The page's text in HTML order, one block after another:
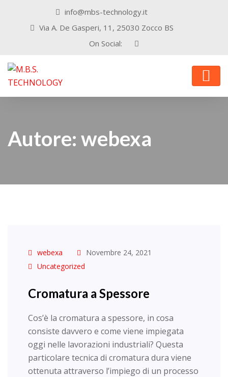
info@mbs-technology.it
Via A. De Gasperi, 11, 25030 Zocco BS
On Social:
Autore: webexa
webexa
Novembre 24, 2021
Uncategorized
Cromatura a Spessore
Cos’è la cromatura a spessore, in cosa
consiste davvero e come viene impiegata
oggi nelle lavorazioni industriali? Questa
particolare tecnica di cromatura dura viene
ottenuta attraverso l’impiego di un processo